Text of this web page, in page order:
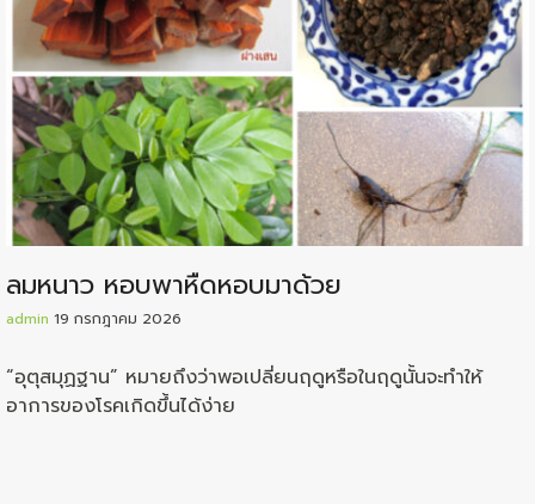
ลมหนาว หอบพาหืดหอบมาด้วย
admin 19 กรกฎาคม 2026
“อุตุสมุฏฐาน” หมายถึงว่าพอเปลี่ยนฤดูหรือในฤดูนั้นจะทำให้
อาการของโรคเกิดขึ้นได้ง่าย